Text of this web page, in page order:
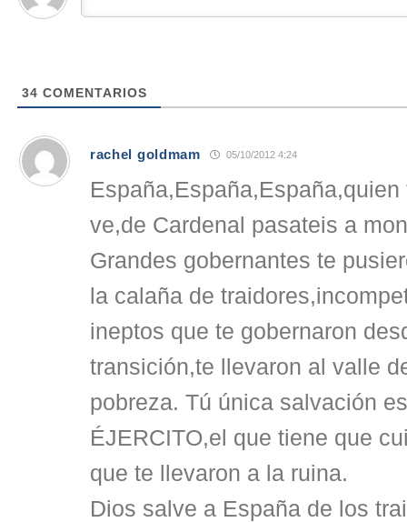
34 COMENTARIOS
rachel goldmam 05/10/2012 4:24
ve,de Cardenal pasateis a
Grandes gobernantes te
la calaña de
ineptos que te gobernaron
transición,te llevaron al valle
pobreza. Tú única salvación
ÉJERCITO,el que tiene que
que te llevaron a la ruina.
Dios salve a España de los